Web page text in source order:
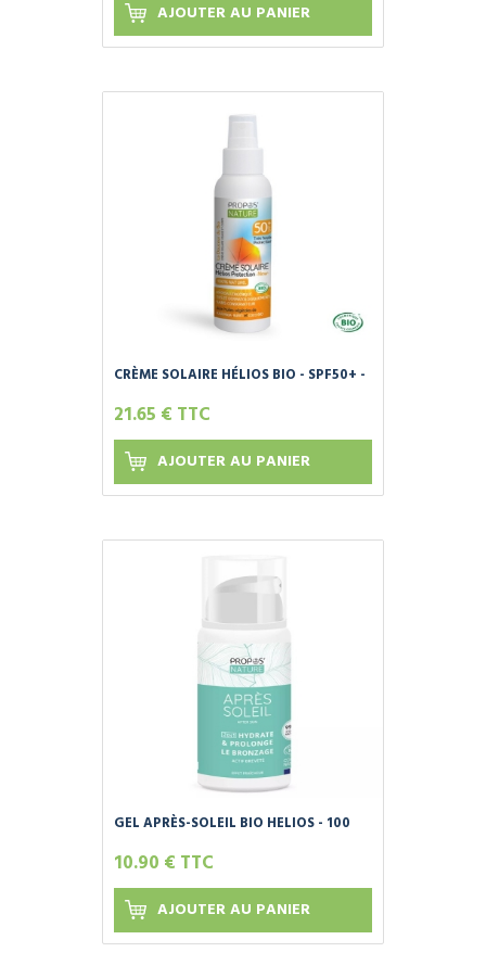
AJOUTER AU PANIER
CRÈME SOLAIRE HÉLIOS BIO - SPF50+ -
21.65 € TTC
AJOUTER AU PANIER
GEL APRÈS-SOLEIL BIO HELIOS - 100
10.90 € TTC
AJOUTER AU PANIER